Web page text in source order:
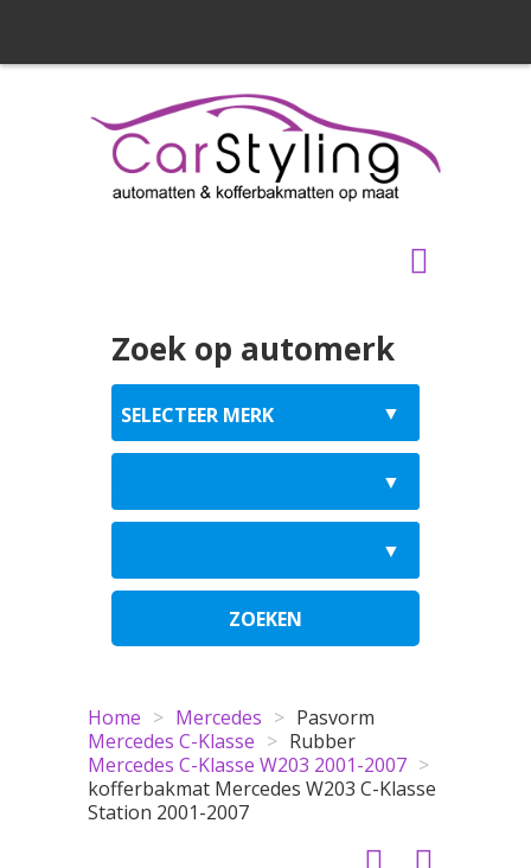
Zoek op automerk
ZOEKEN
Home > Mercedes >
Mercedes C-Klasse >
Mercedes C-Klasse W203 2001-2007 >
Pasvorm
Rubber
kofferbakmat Mercedes W203 C-Klasse
Station 2001-2007